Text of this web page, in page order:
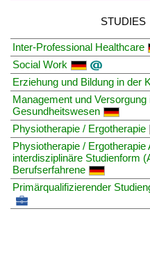
STUDIES
Inter-Professional Healthcare
Social Work
Erziehung und Bildung in der
Management und Versorgung
Gesundheitswesen
Physiotherapie / Ergotherapie
Physiotherapie / Ergotherapie
interdisziplinäre Studienform
Berufserfahrene
Primärqualifizierender